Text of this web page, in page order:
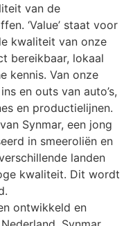
van de
‘Value’ staat voor
kwaliteit van onze
bereikbaar, lokaal
kennis. Van onze
en outs van auto’s,
en productielijnen.
Synmar, een jong
in smeeroliën en
landen
kwaliteit. Dit wordt
ontwikkeld en